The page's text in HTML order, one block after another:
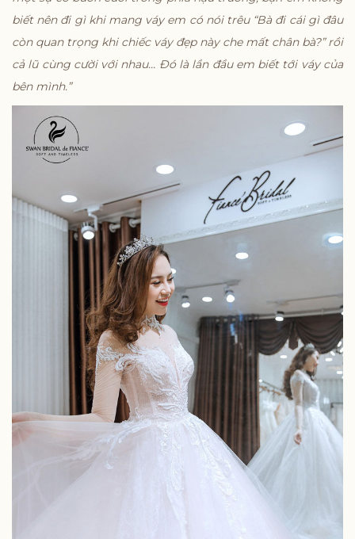
biết nên đi gì khi mang váy em có nói trêu “Bà đi cái gì đâu
còn quan trọng khi chiếc váy đẹp này che mất chân bà?” rồi
cả lũ cùng cười với nhau… Đó là lần đầu em biết tới váy của
bên mình.”